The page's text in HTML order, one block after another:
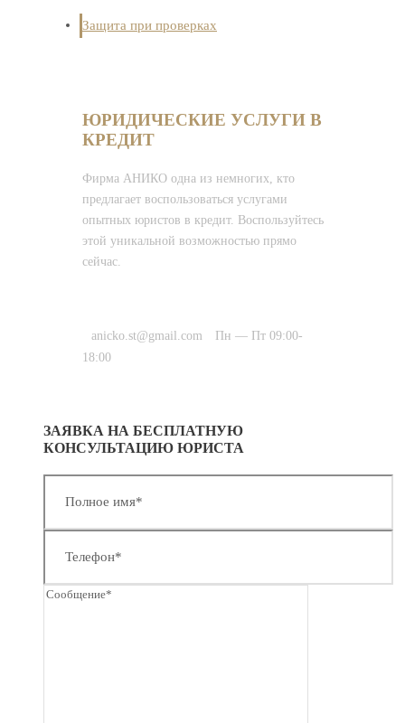
Защита при проверках
ЮРИДИЧЕСКИЕ УСЛУГИ В
КРЕДИТ
Фирма АНИКО одна из немногих, кто
предлагает воспользоваться услугами
опытных юристов в кредит. Воспользуйтесь
этой уникальной возможностью прямо
сейчас.
anicko.st@gmail.com
Пн — Пт 09:00-
18:00
ЗАЯВКА НА БЕСПЛАТНУЮ
КОНСУЛЬТАЦИЮ ЮРИСТА